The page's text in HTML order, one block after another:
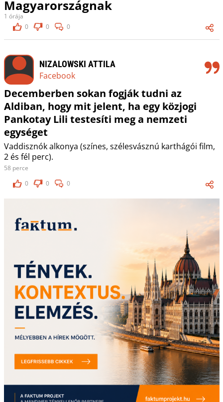
Magyarországnak
1 órája
0
0 0
NIZALOWSKI ATTILA
Facebook
Decemberben sokan fogják tudni az
Aldiban, hogy mit jelent, ha egy közjogi
Pankotay Lili testesíti meg a nemzeti
egységet
Vaddisznók alkonya (színes, szélesvásznú karthágói film,
2 és fél perc).
58 perce
0
0 0